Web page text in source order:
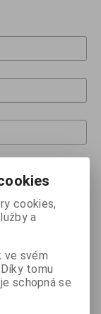
cookies,
a
ve svém
tomu
schopná se